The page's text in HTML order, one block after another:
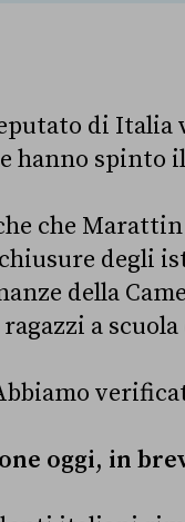
di
hanno spinto
che Marattin
degli
della
a
oggi, in